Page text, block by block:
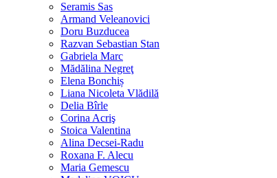
Seramis Sas
Armand Veleanovici
Doru Buzducea
Razvan Sebastian Stan
Gabriela Marc
Mădălina Negreţ
Elena Bonchiș
Liana Nicoleta Vlădilă
Delia Bîrle
Corina Acriş
Stoica Valentina
Alina Decsei-Radu
Roxana F. Alecu
Maria Gemescu